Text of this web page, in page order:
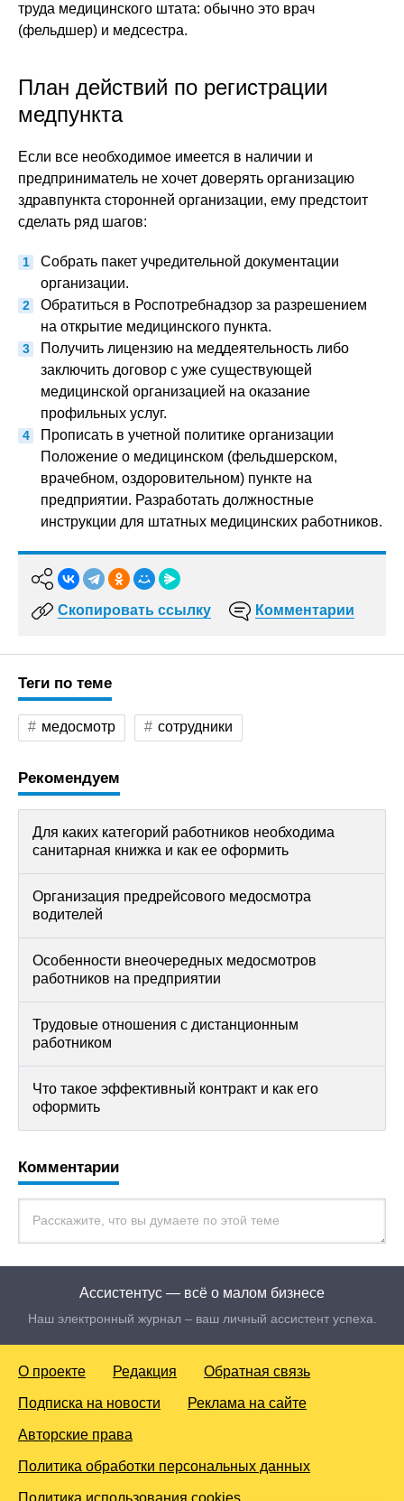
труда медицинского штата: обычно это врач
(фельдшер) и медсестра.
План действий по регистрации
медпункта
Если все необходимое имеется в наличии и
предприниматель не хочет доверять организацию
здравпункта сторонней организации, ему предстоит
сделать ряд шагов:
Собрать пакет учредительной документации
организации.
Обратиться в Роспотребнадзор за разрешением
на открытие медицинского пункта.
Получить лицензию на меддеятельность либо
заключить договор с уже существующей
медицинской организацией на оказание
профильных услуг.
Прописать в учетной политике организации
Положение о медицинском (фельдшерском,
врачебном, оздоровительном) пункте на
предприятии. Разработать должностные
инструкции для штатных медицинских работников.
Скопировать ссылку Комментарии
Теги по теме
медосмотр сотрудники
Рекомендуем
Для каких категорий работников необходима
санитарная книжка и как ее оформить
Организация предрейсового медосмотра
водителей
Особенности внеочередных медосмотров
работников на предприятии
Трудовые отношения с дистанционным
работником
Что такое эффективный контракт и как его
оформить
Комментарии
Ассистентус — всё о малом бизнесе
Наш электронный журнал – ваш личный ассистент успеха.
О проекте Редакция Обратная связь
Подписка на новости Реклама на сайте
Авторские права
Политика обработки персональных данных
Политика использования cookies